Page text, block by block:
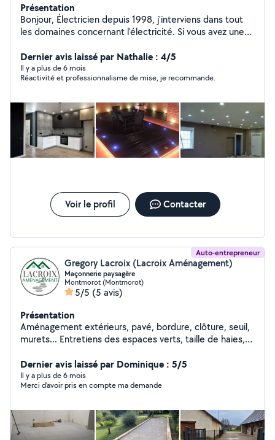
Présentation
Bonjour, Électricien depuis 1998, j'interviens dans tout
les domaines concernant l'électricité. Si vous avez une
Dernier avis laissé par Nathalie : 4/5
Il y a plus de 6 mois
Réactivité et professionnalisme de mise, je recommande.
Voir le profil Contacter
Auto-entrepreneur
Gregory Lacroix (Lacroix Aménagement)
Maçonnerie paysagère
Montmorot (Montmorot)
5/5 (5 avis)
Présentation
Aménagement extérieurs, pavé, bordure, clôture, seuil,
murets... Entretiens des espaces verts, taille de haies,
Dernier avis laissé par Dominique : 5/5
Il y a plus de 6 mois
Merci d'avoir pris en compte ma demande